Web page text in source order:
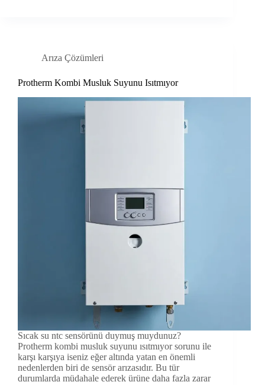
Arıza Çözümleri
Protherm Kombi Musluk Suyunu Isıtmıyor
Sıcak su ntc sensörünü duymuş muydunuz?
Protherm kombi musluk suyunu ısıtmıyor sorunu ile
karşı karşıya iseniz eğer altında yatan en önemli
nedenlerden biri de sensör arızasıdır. Bu tür
durumlarda müdahale ederek ürüne daha fazla zarar